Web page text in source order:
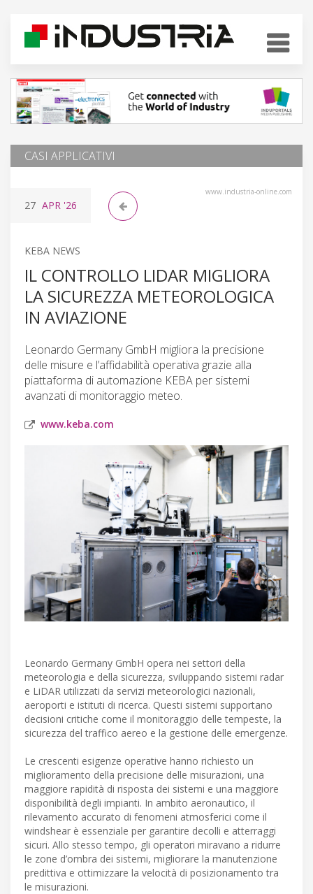
CASI APPLICATIVI
www.industria-online.com
27 APR '26
KEBA NEWS
IL CONTROLLO LIDAR MIGLIORA
LA SICUREZZA METEOROLOGICA
IN AVIAZIONE
Leonardo Germany GmbH migliora la precisione
delle misure e l’affidabilità operativa grazie alla
piattaforma di automazione KEBA per sistemi
avanzati di monitoraggio meteo.
www.keba.com
Leonardo Germany GmbH opera nei settori della
meteorologia e della sicurezza, sviluppando sistemi radar
e LiDAR utilizzati da servizi meteorologici nazionali,
aeroporti e istituti di ricerca. Questi sistemi supportano
decisioni critiche come il monitoraggio delle tempeste, la
sicurezza del traffico aereo e la gestione delle emergenze.
Le crescenti esigenze operative hanno richiesto un
miglioramento della precisione delle misurazioni, una
maggiore rapidità di risposta dei sistemi e una maggiore
disponibilità degli impianti. In ambito aeronautico, il
rilevamento accurato di fenomeni atmosferici come il
windshear è essenziale per garantire decolli e atterraggi
sicuri. Allo stesso tempo, gli operatori miravano a ridurre
le zone d’ombra dei sistemi, migliorare la manutenzione
predittiva e ottimizzare la velocità di posizionamento tra
le misurazioni.